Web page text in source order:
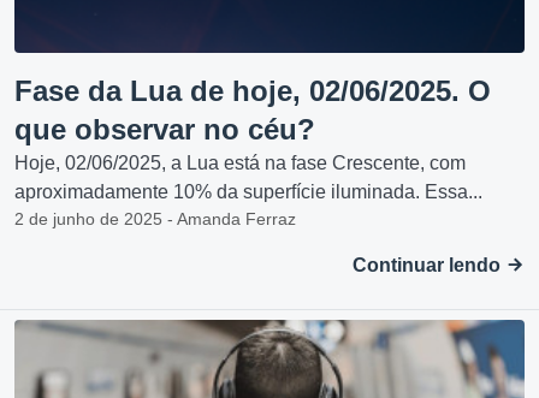
Fase da Lua de hoje, 02/06/2025. O
que observar no céu?
Hoje, 02/06/2025, a Lua está na fase Crescente, com
aproximadamente 10% da superfície iluminada. Essa...
2 de junho de 2025 - Amanda Ferraz
Continuar lendo